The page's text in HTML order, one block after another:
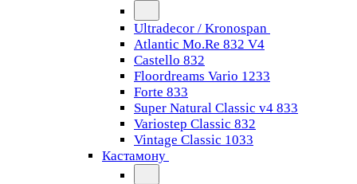
Ultradecor / Kronospan
Atlantic Mo.Re 832 V4
Castello 832
Floordreams Vario 1233
Forte 833
Super Natural Classic v4 833
Variostep Classic 832
Vintage Classic 1033
Кастамону